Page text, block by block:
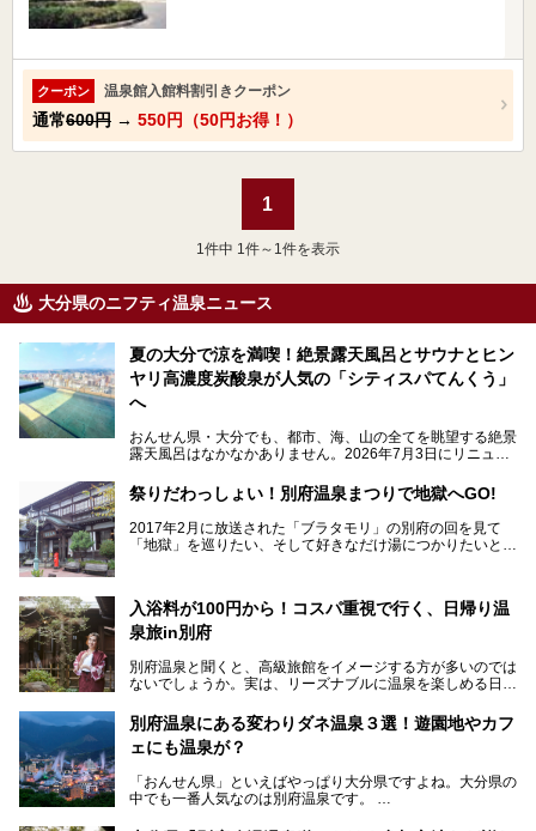
クーポン 温泉館入館料割引きクーポン
通常600円 → 550円（50円お得！）
1
1 件中 1件～1件を表示
大分県のニフティ温泉ニュース
夏の大分で涼を満喫！絶景露天風呂とサウナとヒン
ヤリ高濃度炭酸泉が人気の「シティスパてんくう」
へ
おんせん県・大分でも、都市、海、山の全てを眺望する絶景
露天風呂はなかなかありません。2026年7月3日にリニュー
てんくう(CITY SPA てんくう)」は、なんとJR大分駅直結と
いう利便性の高さ！
地上80mという圧倒的な開放感が魅力。温泉、ロウリュサウ
ナ、そしてひんやりとした約27度の高濃度炭酸泉で交互浴
併設の「JR九州ホテル ブラッサム大分」に泊まって、この
「シティスパてんくう」をたっぷり満喫してきたのでレポー
ルダウンできるスイーツ情報と併せてお楽しみください！
提供元：大分県【PR】
この記事は大分県のPR記事です。
祭りだわっしょい！別府温泉まつりで地獄へGO!
2017年2月に放送された「ブラタモリ」の別府の回を見て
「地獄」を巡りたい、そして好きなだけ湯につかりたいと切
まつり」が開催されます。その期間は嬉しいことに100以上
の共同浴場がなんと無料開放されるんです！普段から入浴料
が100円と安いのに、いいんですかタダにしちゃって!?
しかも4/2には「東京ディズニーリゾートスペシャルパレー
ド」も行われます。つまり別府に行けば「地獄」も「ミッキ
ーマウス」も拝める稀有なイベントですよ、これは行くしか
ない！
源泉数、湧出量ともに日本一の温泉県とも言われる大分県。
な市営温泉をまとめました。
Let’s go to Hell !
入浴料が100円から！コスパ重視で行く、日帰り温
泉旅in別府
別府温泉と聞くと、高級旅館をイメージする方が多いのでは
ないでしょうか。実は、リーズナブルに温泉を楽しめる日帰
で楽しめる「大分県の別府温泉」に注目してみました。
ニフティ温泉がオススメする温泉施設を紹介しちゃいます！
別府温泉にある変わりダネ温泉３選！遊園地やカフ
ェにも温泉が？
「おんせん県」といえばやっぱり大分県ですよね。大分県の
中でも一番人気なのは別府温泉です。